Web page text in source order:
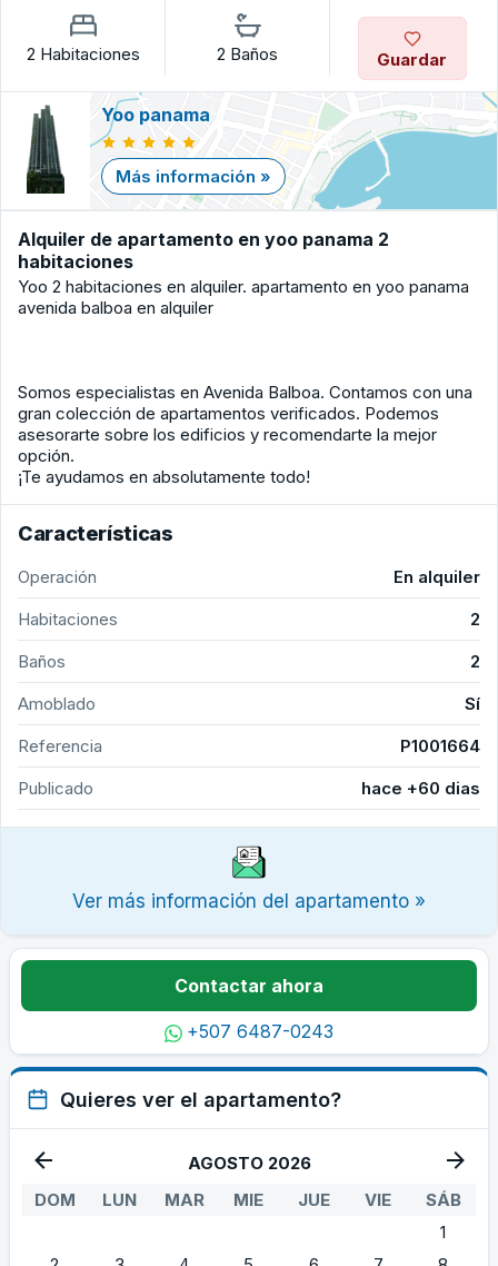
2 Habitaciones 2 Baños Guardar
Yoo panama
Más información »
Alquiler de apartamento en yoo panama 2
habitaciones
Yoo 2 habitaciones en alquiler. apartamento en yoo panama
avenida balboa en alquiler
Somos especialistas en Avenida Balboa. Contamos con una
gran colección de apartamentos verificados. Podemos
asesorarte sobre los edificios y recomendarte la mejor
opción.
¡Te ayudamos en absolutamente todo!
Características
Operación
En alquiler
Habitaciones
2
Baños
2
Amoblado
Sí
Referencia
P1001664
Publicado
hace +60 dias
Ver más información del apartamento »
Contactar ahora
+507 6487-0243
Quieres ver el apartamento?
AGOSTO 2026
DOM
LUN MAR MIE JUE VIE
SÁB
1